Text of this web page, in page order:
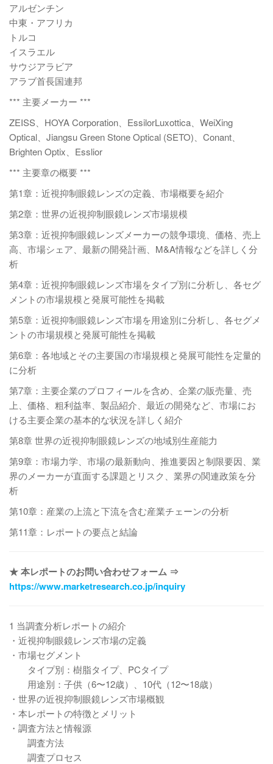
アルゼンチン
中東・アフリカ
トルコ
イスラエル
サウジアラビア
アラブ首長国連邦
*** 主要メーカー ***
ZEISS、HOYA Corporation、EssilorLuxottica、WeiXing
Optical、Jiangsu Green Stone Optical (SETO)、Conant、
Brighten Optix、Esslior
*** 主要章の概要 ***
第1章：近視抑制眼鏡レンズの定義、市場概要を紹介
第2章：世界の近視抑制眼鏡レンズ市場規模
第3章：近視抑制眼鏡レンズメーカーの競争環境、価格、売上
高、市場シェア、最新の開発計画、M&A情報などを詳しく分
析
第4章：近視抑制眼鏡レンズ市場をタイプ別に分析し、各セグ
メントの市場規模と発展可能性を掲載
第5章：近視抑制眼鏡レンズ市場を用途別に分析し、各セグメ
ントの市場規模と発展可能性を掲載
第6章：各地域とその主要国の市場規模と発展可能性を定量的
に分析
第7章：主要企業のプロフィールを含め、企業の販売量、売
上、価格、粗利益率、製品紹介、最近の開発など、市場にお
ける主要企業の基本的な状況を詳しく紹介
第8章 世界の近視抑制眼鏡レンズの地域別生産能力
第9章：市場力学、市場の最新動向、推進要因と制限要因、業
界のメーカーが直面する課題とリスク、業界の関連政策を分
析
第10章：産業の上流と下流を含む産業チェーンの分析
第11章：レポートの要点と結論
★ 本レポートのお問い合わせフォーム ⇒
https://www.marketresearch.co.jp/inquiry
1 当調査分析レポートの紹介
・近視抑制眼鏡レンズ市場の定義
・市場セグメント
タイプ別：樹脂タイプ、PCタイプ
用途別：子供（6〜12歳）、10代（12〜18歳）
・世界の近視抑制眼鏡レンズ市場概観
・本レポートの特徴とメリット
・調査方法と情報源
調査方法
調査プロセス